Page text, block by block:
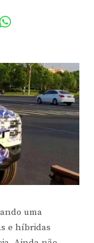
uma
e híbridas